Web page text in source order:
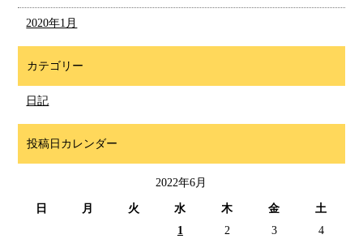
2020年1月
カテゴリー
日記
投稿日カレンダー
2022年6月
日 月 火 水 木 金
土
1
2 3 4